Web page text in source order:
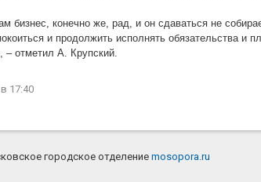
бизнес, конечно же, рад, и он сдаваться не
и продолжить исполнять обязательства и
отметил А. Крупский.
в 17:40
городское отделениеmosopora.ru